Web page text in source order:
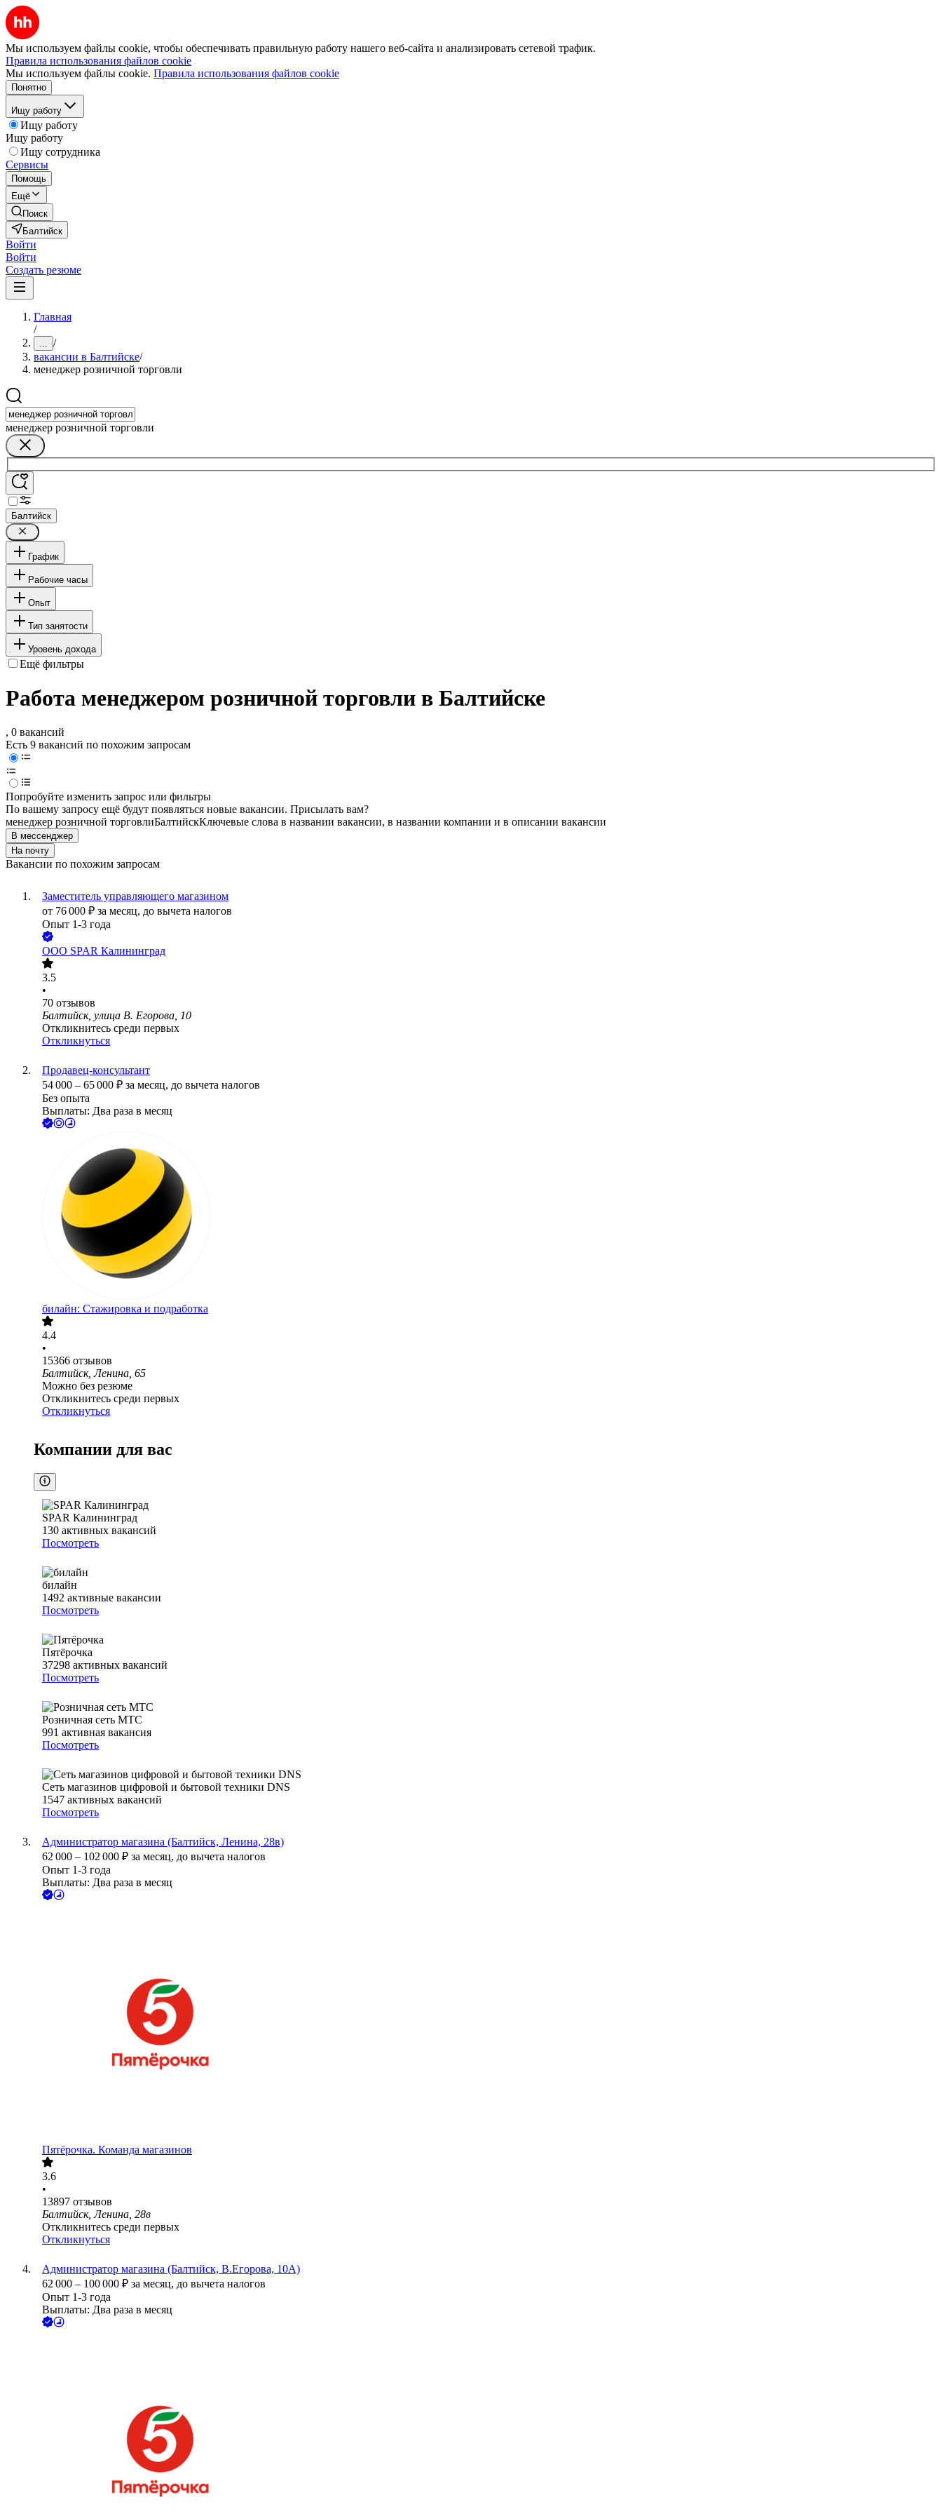
Мы используем файлы cookie, чтобы обеспечивать правильную работу нашего веб-сайта и анализировать сетевой трафик.
Правила использования файлов cookie
Мы используем файлы cookie. Правила использования файлов cookie
Понятно
Ищу работу
Ищу работу
Ищу работу
Ищу сотрудника
Сервисы
Помощь
Ещё
Поиск
Балтийск
Войти
Войти
Создать резюме
Главная
/
... /
вакансии в Балтийске/
менеджер розничной торговли
менеджер розничной торговли
Балтийск
График
Рабочие часы
Опыт
Тип занятости
Уровень дохода
Ещё фильтры
Работа менеджером розничной торговли в Балтийске
, 0 вакансий
Есть 9 вакансий по похожим запросам
Попробуйте изменить запрос или фильтры
По вашему запросу ещё будут появляться новые вакансии. Присылать вам?
менеджер розничной торговлиБалтийскКлючевые слова в названии вакансии, в названии компании и в описании вакансии
В мессенджер
На почту
Вакансии по похожим запросам
Заместитель управляющего магазином
от 76 000 ₽ за месяц, до вычета налогов
Опыт 1-3 года
ООО SPAR Калининград
3.5
•
70 отзывов
Балтийск, улица В. Егорова, 10
Откликнитесь среди первых
Откликнуться
Продавец-консультант
54 000 – 65 000 ₽ за месяц, до вычета налогов
Без опыта
Выплаты: Два раза в месяц
билайн: Стажировка и подработка
4.4
•
15366 отзывов
Балтийск, Ленина, 65
Можно без резюме
Откликнитесь среди первых
Откликнуться
Компании для вас
SPAR Калининград
130 активных вакансий
Посмотреть
билайн
1492 активные вакансии
Посмотреть
Пятёрочка
37298 активных вакансий
Посмотреть
Розничная сеть МТС
991 активная вакансия
Посмотреть
Сеть магазинов цифровой и бытовой техники DNS
1547 активных вакансий
Посмотреть
Администратор магазина (Балтийск, Ленина, 28в)
62 000 – 102 000 ₽ за месяц, до вычета налогов
Опыт 1-3 года
Выплаты: Два раза в месяц
Пятёрочка. Команда магазинов
3.6
•
13897 отзывов
Балтийск, Ленина, 28в
Откликнитесь среди первых
Откликнуться
Администратор магазина (Балтийск, В.Егорова, 10А)
62 000 – 100 000 ₽ за месяц, до вычета налогов
Опыт 1-3 года
Выплаты: Два раза в месяц